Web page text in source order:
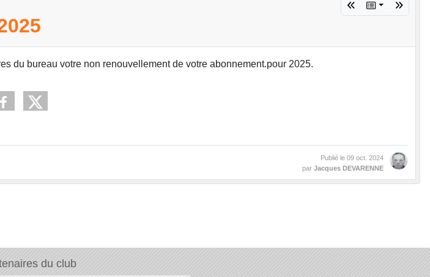
du bureau votre non renouvellement de votre abonnement.pour 2025.
Publié le 09 oct. 2024
par Jacques DEVARENNE
du club